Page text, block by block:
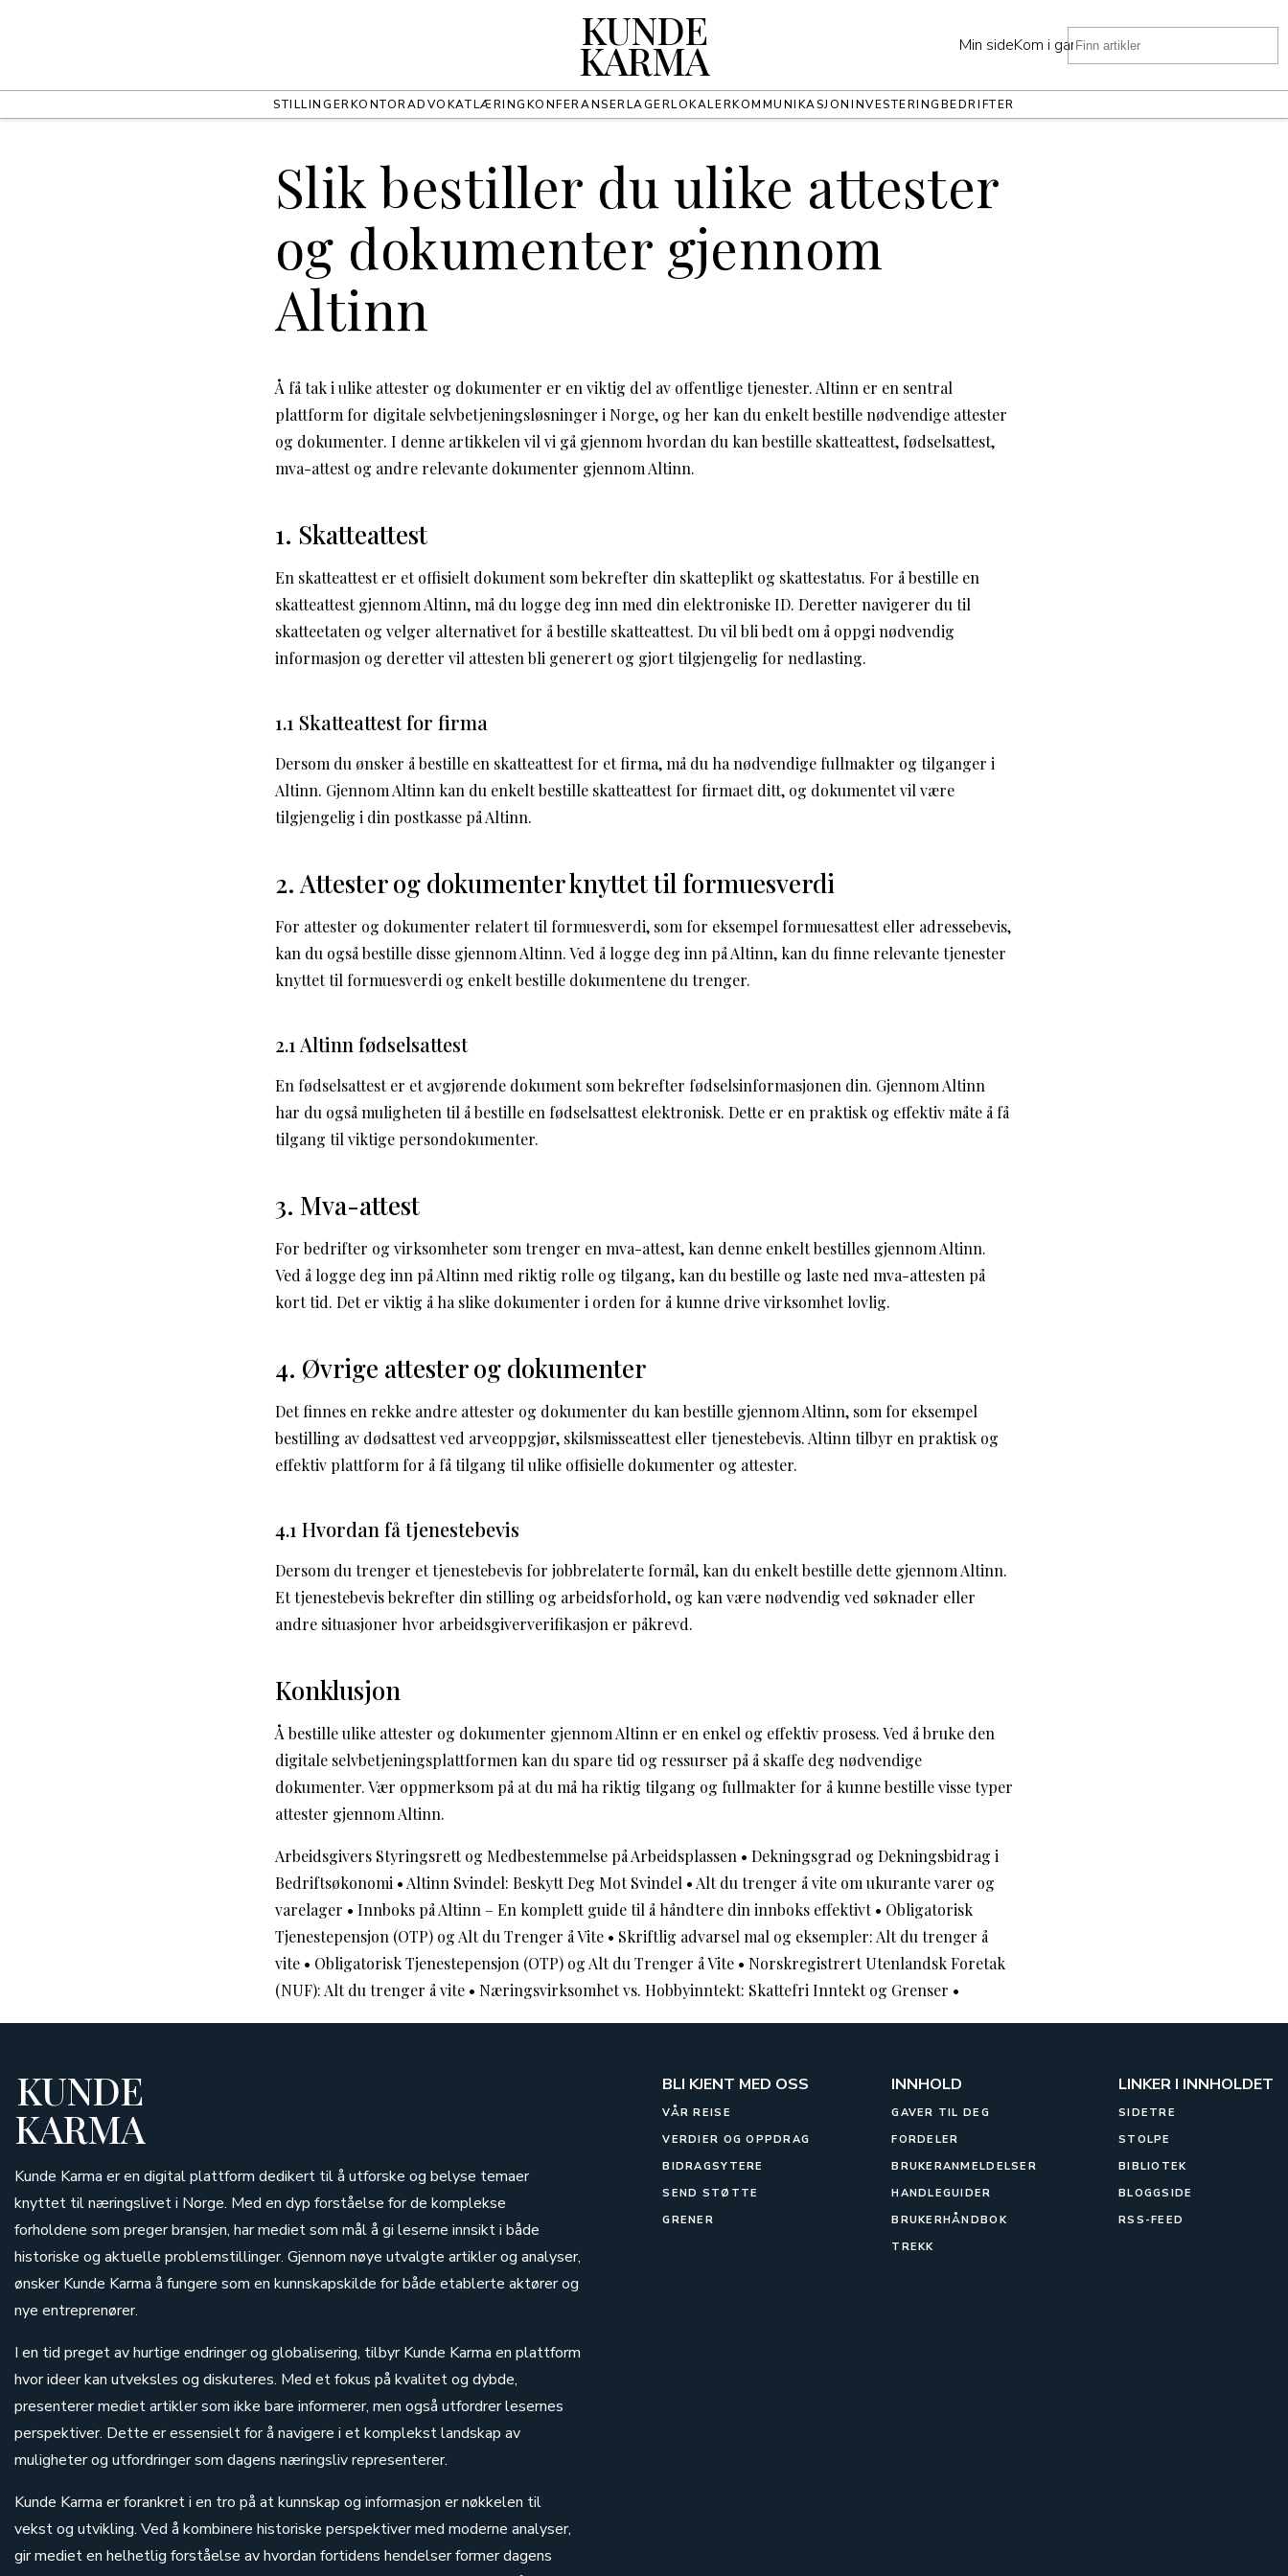
KUNDE
KARMA Min sideKom i gang
STILLINGERKONTORADVOKATLÆRINGKONFERANSERLAGERLOKALERKOMMUNIKASJONINVESTERINGBEDRIFTER
Slik bestiller du ulike attester
og dokumenter gjennom
Altinn
Å få tak i ulike attester og dokumenter er en viktig del av offentlige tjenester. Altinn er en sentral
plattform for digitale selvbetjeningsløsninger i Norge, og her kan du enkelt bestille nødvendige attester
og dokumenter. I denne artikkelen vil vi gå gjennom hvordan du kan bestille skatteattest, fødselsattest,
mva-attest og andre relevante dokumenter gjennom Altinn.
1. Skatteattest
En skatteattest er et offisielt dokument som bekrefter din skatteplikt og skattestatus. For å bestille en
skatteattest gjennom Altinn, må du logge deg inn med din elektroniske ID. Deretter navigerer du til
skatteetaten og velger alternativet for å bestille skatteattest. Du vil bli bedt om å oppgi nødvendig
informasjon og deretter vil attesten bli generert og gjort tilgjengelig for nedlasting.
1.1 Skatteattest for firma
Dersom du ønsker å bestille en skatteattest for et firma, må du ha nødvendige fullmakter og tilganger i
Altinn. Gjennom Altinn kan du enkelt bestille skatteattest for firmaet ditt, og dokumentet vil være
tilgjengelig i din postkasse på Altinn.
2. Attester og dokumenter knyttet til formuesverdi
For attester og dokumenter relatert til formuesverdi, som for eksempel formuesattest eller adressebevis,
kan du også bestille disse gjennom Altinn. Ved å logge deg inn på Altinn, kan du finne relevante tjenester
knyttet til formuesverdi og enkelt bestille dokumentene du trenger.
2.1 Altinn fødselsattest
En fødselsattest er et avgjørende dokument som bekrefter fødselsinformasjonen din. Gjennom Altinn
har du også muligheten til å bestille en fødselsattest elektronisk. Dette er en praktisk og effektiv måte å få
tilgang til viktige persondokumenter.
3. Mva-attest
For bedrifter og virksomheter som trenger en mva-attest, kan denne enkelt bestilles gjennom Altinn.
Ved å logge deg inn på Altinn med riktig rolle og tilgang, kan du bestille og laste ned mva-attesten på
kort tid. Det er viktig å ha slike dokumenter i orden for å kunne drive virksomhet lovlig.
4. Øvrige attester og dokumenter
Det finnes en rekke andre attester og dokumenter du kan bestille gjennom Altinn, som for eksempel
bestilling av dødsattest ved arveoppgjør, skilsmisseattest eller tjenestebevis. Altinn tilbyr en praktisk og
effektiv plattform for å få tilgang til ulike offisielle dokumenter og attester.
4.1 Hvordan få tjenestebevis
Dersom du trenger et tjenestebevis for jobbrelaterte formål, kan du enkelt bestille dette gjennom Altinn.
Et tjenestebevis bekrefter din stilling og arbeidsforhold, og kan være nødvendig ved søknader eller
andre situasjoner hvor arbeidsgiververifikasjon er påkrevd.
Konklusjon
Å bestille ulike attester og dokumenter gjennom Altinn er en enkel og effektiv prosess. Ved å bruke den
digitale selvbetjeningsplattformen kan du spare tid og ressurser på å skaffe deg nødvendige
dokumenter. Vær oppmerksom på at du må ha riktig tilgang og fullmakter for å kunne bestille visse typer
attester gjennom Altinn.
Arbeidsgivers Styringsrett og Medbestemmelse på Arbeidsplassen • Dekningsgrad og Dekningsbidrag i
Bedriftsøkonomi • Altinn Svindel: Beskytt Deg Mot Svindel • Alt du trenger å vite om ukurante varer og
varelager • Innboks på Altinn – En komplett guide til å håndtere din innboks effektivt• Obligatorisk
Tjenestepensjon (OTP) og Alt du Trenger å Vite • Skriftlig advarsel mal og eksempler: Alt du trenger å
vite • Obligatorisk Tjenestepensjon (OTP) og Alt du Trenger å Vite • Norskregistrert Utenlandsk Foretak
(NUF): Alt du trenger å vite • Næringsvirksomhet vs. Hobbyinntekt: Skattefri Inntekt og Grenser •
KUNDE
KARMA
Kunde Karma er en digital plattform dedikert til å utforske og belyse temaer
knyttet til næringslivet i Norge. Med en dyp forståelse for de komplekse
forholdene som preger bransjen, har mediet som mål å gi leserne innsikt i både
historiske og aktuelle problemstillinger. Gjennom nøye utvalgte artikler og analyser,
ønsker Kunde Karma å fungere som en kunnskapskilde for både etablerte aktører og
nye entreprenører.
I en tid preget av hurtige endringer og globalisering, tilbyr Kunde Karma en plattform
hvor ideer kan utveksles og diskuteres. Med et fokus på kvalitet og dybde,
presenterer mediet artikler som ikke bare informerer, men også utfordrer lesernes
perspektiver. Dette er essensielt for å navigere i et komplekst landskap av
muligheter og utfordringer som dagens næringsliv representerer.
Kunde Karma er forankret i en tro på at kunnskap og informasjon er nøkkelen til
vekst og utvikling. Ved å kombinere historiske perspektiver med moderne analyser,
gir mediet en helhetlig forståelse av hvordan fortidens hendelser former dagens
BLI KJENT MED OSS
VÅR REISE
VERDIER OG OPPDRAG
BIDRAGSYTERE
SEND STØTTE
GRENER
INNHOLD
GAVER TIL DEG
FORDELER
BRUKERANMELDELSER
HANDLEGUIDER
BRUKERHÅNDBOK
TREKK
LINKER I INNHOLDET
SIDETRE
STOLPE
BIBLIOTEK
BLOGGSIDE
RSS-FEED